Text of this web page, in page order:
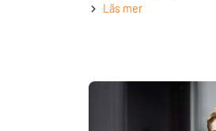
Läs mer